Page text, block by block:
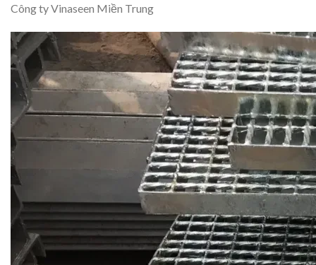
Công ty Vinaseen Miền Trung